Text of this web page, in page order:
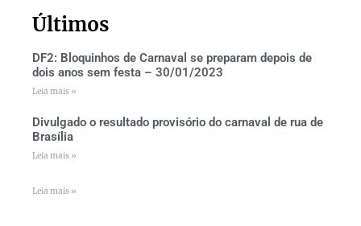
Últimos
DF2: Bloquinhos de Carnaval se preparam depois de
dois anos sem festa – 30/01/2023
Leia mais »
Divulgado o resultado provisório do carnaval de rua de
Brasília
Leia mais »
Leia mais »